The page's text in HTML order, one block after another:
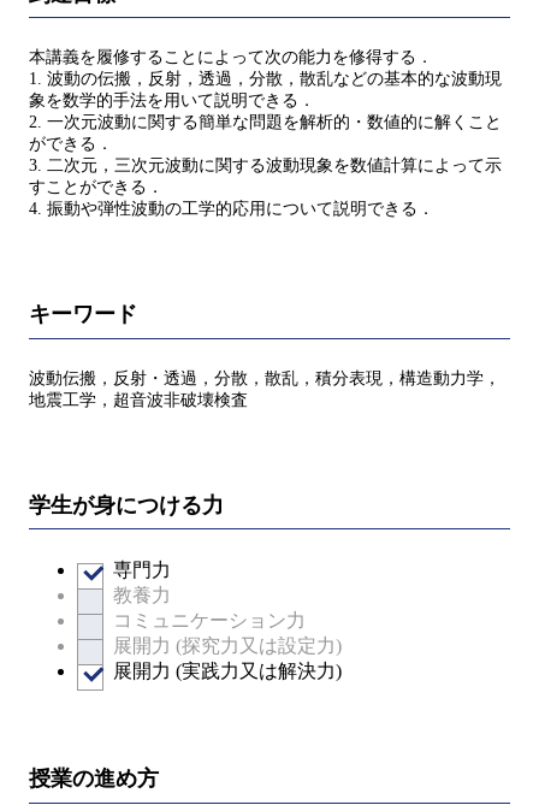
本講義を履修することによって次の能力を修得する．
1. 波動の伝搬，反射，透過，分散，散乱などの基本的な波動現
象を数学的手法を用いて説明できる．
2. 一次元波動に関する簡単な問題を解析的・数値的に解くこと
ができる．
3. 二次元，三次元波動に関する波動現象を数値計算によって示
すことができる．
4. 振動や弾性波動の工学的応用について説明できる．
キーワード
波動伝搬，反射・透過，分散，散乱，積分表現，構造動力学，
地震工学，超音波非破壊検査
学生が身につける力
専門力
教養力
コミュニケーション力
展開力 (探究力又は設定力)
展開力 (実践力又は解決力)
授業の進め方